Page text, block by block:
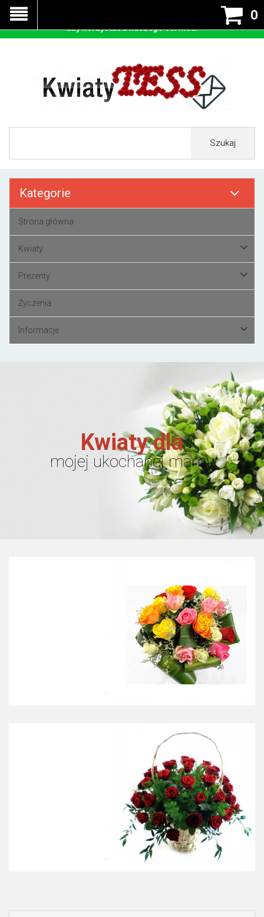
0
Szukaj
Kategorie
Strona główna
Kwiaty
Prezenty
Życzenia
Informacje
Kwiaty dla
mojej ukochanej mamy
Nasza strona korzysta z cookies - czyli tzw ciastek w celu
prawidłowego działania. Zaakceptuj przyjmowanie cookies
aby korzystać z naszego serwisu.